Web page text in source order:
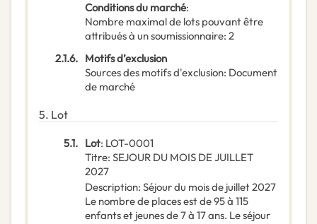
Conditions du marché:
Nombre maximal de lots pouvant être
attribués à un soumissionnaire: 2
2.1.6. Motifs d’exclusion
Sources des motifs d'exclusion: Document
de marché
5. Lot
5.1. Lot: LOT-0001
Titre: SEJOUR DU MOIS DE JUILLET
2027
Description: Séjour du mois de juillet 2027
Le nombre de places est de 95 à 115
enfants et jeunes de 7 à 17 ans. Le séjour